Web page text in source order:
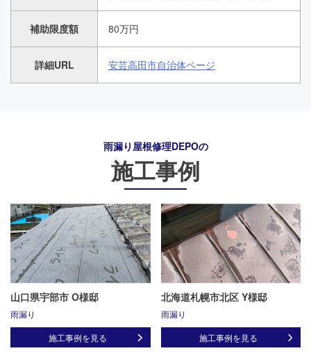
補助限度額 80万円
詳細URL 安芸高田市自治体ページ
雨漏り屋根修理DEPOの
施工事例
山口県宇部市 O様邸
雨漏り
施工事例を見る
北海道札幌市北区 Y様邸
雨漏り
施工事例を見る